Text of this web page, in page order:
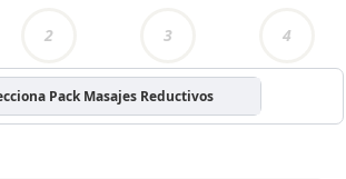
2 3 4
Pack Masajes Reductivos